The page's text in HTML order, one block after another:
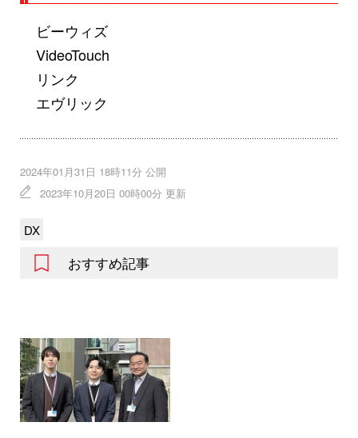
ビーウィズ
VideoTouch
リンク
エヴリック
2024年01月31日 18時11分 公開
2023年10月20日 00時00分 更新
DX
おすすめ記事